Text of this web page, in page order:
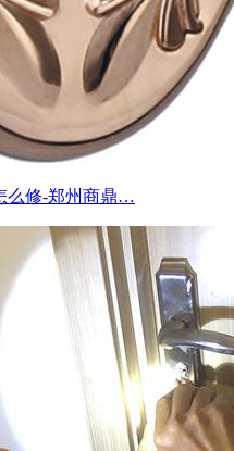
么修-郑州商鼎…